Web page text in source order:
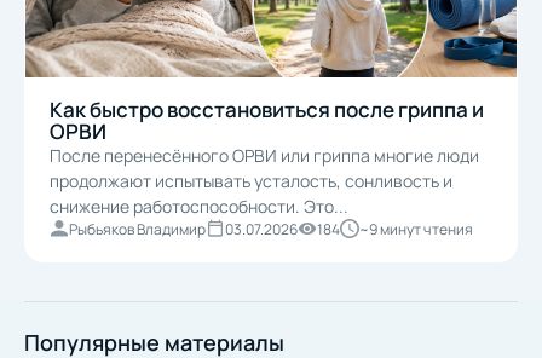
Как быстро восстановиться после гриппа и
ОРВИ
После перенесённого ОРВИ или гриппа многие люди
продолжают испытывать усталость, сонливость и
снижение работоспособности. Это...
Рыбьяков Владимир 03.07.2026 184 ~9 минут чтения
Популярные материалы